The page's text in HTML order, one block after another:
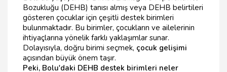
Bozukluğu (DEHB) tanısı almış veya DEHB belirtileri
gösteren çocuklar için çeşitli destek birimleri
bulunmaktadır. Bu birimler, çocukların ve ailelerinin
ihtiyaçlarına yönelik farklı yaklaşımlar sunar.
Dolayısıyla, doğru birimi seçmek, çocuk gelişimi
açısından büyük önem taşır.
Peki, Bolu'daki DEHB destek birimleri neler